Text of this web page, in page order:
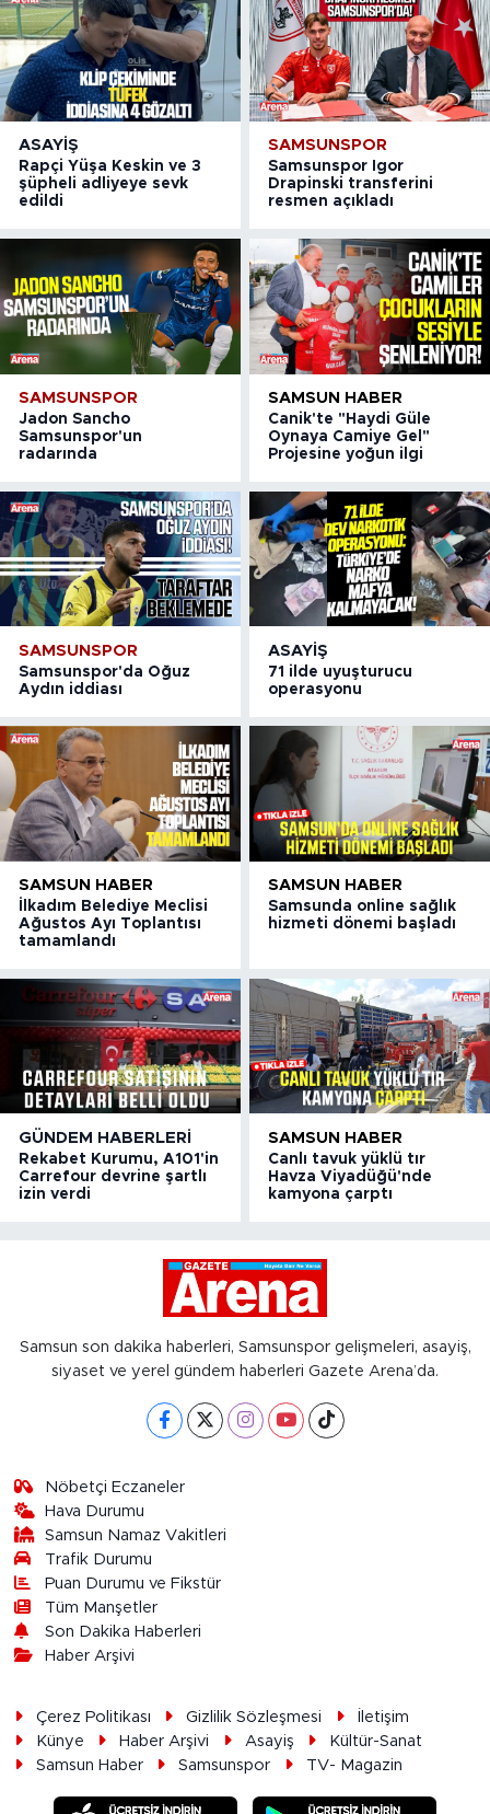
ASAYIŞ
Rapçi Yüşa Keskin ve 3
şüpheli adliyeye sevk
edildi
SAMSUNSPOR
Samsunspor Igor
Drapinski transferini
resmen açıkladı
SAMSUNSPOR
Jadon Sancho
Samsunspor'un
radarında
SAMSUN HABER
Canik'te "Haydi Güle
Oynaya Camiye Gel"
Projesine yoğun ilgi
SAMSUNSPOR
Samsunspor'da Oğuz
Aydın iddiası
ASAYIŞ
71 ilde uyuşturucu
operasyonu
SAMSUN HABER
İlkadım Belediye Meclisi
Ağustos Ayı Toplantısı
tamamlandı
SAMSUN HABER
Samsunda online sağlık
hizmeti dönemi başladı
GÜNDEM HABERLERI
Rekabet Kurumu, A101'in
Carrefour devrine şartlı
izin verdi
SAMSUN HABER
Canlı tavuk yüklü tır
Havza Viyadüğü'nde
kamyona çarptı
Samsun son dakika haberleri, Samsunspor gelişmeleri, asayiş,
siyaset ve yerel gündem haberleri Gazete Arena’da.
Nöbetçi Eczaneler
Hava Durumu
Samsun Namaz Vakitleri
Trafik Durumu
Puan Durumu ve Fikstür
Tüm Manşetler
Son Dakika Haberleri
Haber Arşivi
Çerez Politikası Gizlilik Sözleşmesi
İletişim
Künye
Haber Arşivi Asayiş
Kültür-Sanat
Samsun Haber
Samsunspor TV- Magazin